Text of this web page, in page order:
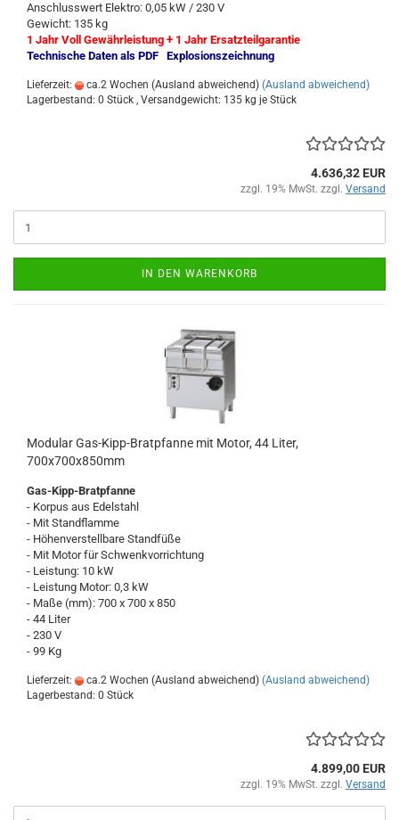
Anschlusswert Elektro: 0,05 kW / 230 V
Gewicht: 135 kg
1 Jahr Voll Gewährleistung + 1 Jahr Ersatzteilgarantie
Technische Daten als PDF Explosionszeichnung
Lieferzeit: ca.2 Wochen (Ausland abweichend) (Ausland abweichend)
Lagerbestand: 0 Stück , Versandgewicht: 135 kg je Stück
4.636,32 EUR
zzgl. 19% MwSt. zzgl. Versand
IN DEN WARENKORB
Modular Gas-Kipp-Bratpfanne mit Motor, 44 Liter,
700x700x850mm
Gas-Kipp-Bratpfanne
- Korpus aus Edelstahl
- Mit Standflamme
- Höhenverstellbare Standfüße
- Mit Motor für Schwenkvorrichtung
- Leistung: 10 kW
- Leistung Motor: 0,3 kW
- Maße (mm): 700 x 700 x 850
- 44 Liter
- 230 V
- 99 Kg
Lieferzeit: ca.2 Wochen (Ausland abweichend) (Ausland abweichend)
Lagerbestand: 0 Stück
4.899,00 EUR
zzgl. 19% MwSt. zzgl. Versand